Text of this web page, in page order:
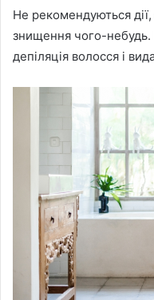
Не рекомендуються
знищення чого-небудь.
депіляція волосся і